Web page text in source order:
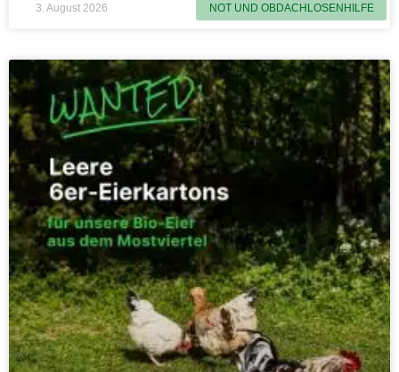
NOT UND OBDACHLOSENHILFE
3. August 2026